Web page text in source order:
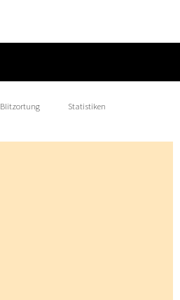
Blitzortung
Statistiken